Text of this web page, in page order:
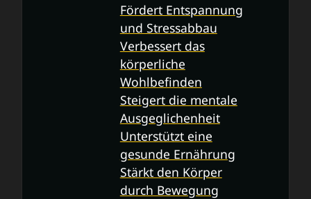
Fördert Entspannung
und Stressabbau
Verbessert das
körperliche
Wohlbefinden
Steigert die mentale
Ausgeglichenheit
Unterstützt eine
gesunde Ernährung
Stärkt den Körper
durch Bewegung